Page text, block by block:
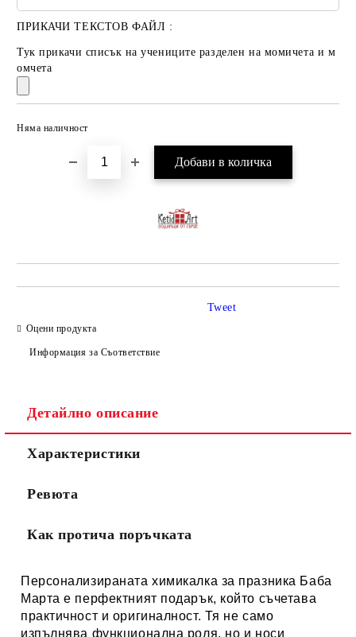
ПРИКАЧИ ТЕКСТОВ ФАЙЛ :
Тук прикачи списък на учениците разделен на момичета и м
омчета
Няма наличност
Оцени продукта
Информация за Съответствие
Tweet
Детайлно описание
Характеристики
Ревюта
Как протича поръчката
Персонализираната химикалка за празника Баба
Марта е перфектният подарък, който съчетава
практичност и оригиналност. Тя не само
изпълнява функционална роля, но и носи